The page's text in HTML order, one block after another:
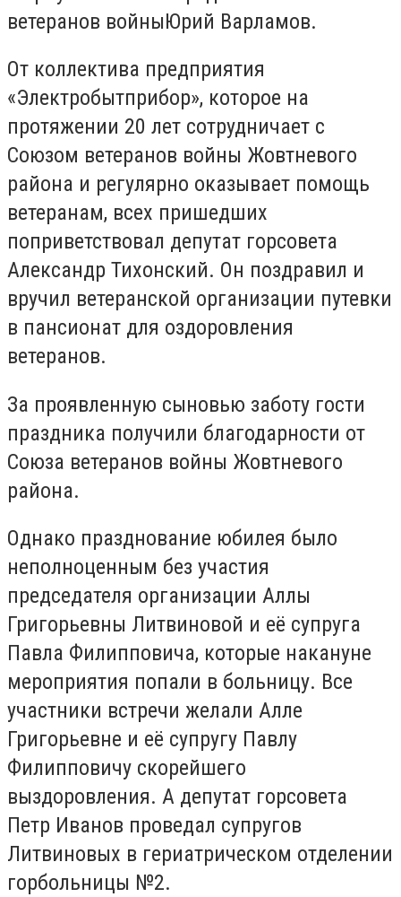
ветеранов войныЮрий Варламов.
От коллектива предприятия
«Электробытприбор», которое на
протяжении 20 лет сотрудничает с
Союзом ветеранов войны Жовтневого
района и регулярно оказывает помощь
ветеранам, всех пришедших
поприветствовал депутат горсовета
Александр Тихонский. Он поздравил и
вручил ветеранской организации путевки
в пансионат для оздоровления
ветеранов.
За проявленную сыновью заботу гости
праздника получили благодарности от
Союза ветеранов войны Жовтневого
района.
Однако празднование юбилея было
неполноценным без участия
председателя организации Аллы
Григорьевны Литвиновой и её супруга
Павла Филипповича, которые накануне
мероприятия попали в больницу. Все
участники встречи желали Алле
Григорьевне и её супругу Павлу
Филипповичу скорейшего
выздоровления. А депутат горсовета
Петр Иванов проведал супругов
Литвиновых в гериатрическом отделении
горбольницы №2.